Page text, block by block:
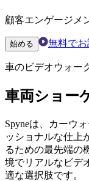
顧客エンゲージメ
始める 無料で
車のビデオウォー
車両ショー
Spyneは、カーウ
ッショナルな仕上
るための最先端の
境でリアルなビデ
適な選択肢です。